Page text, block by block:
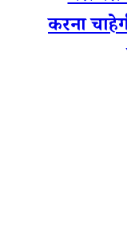
करना